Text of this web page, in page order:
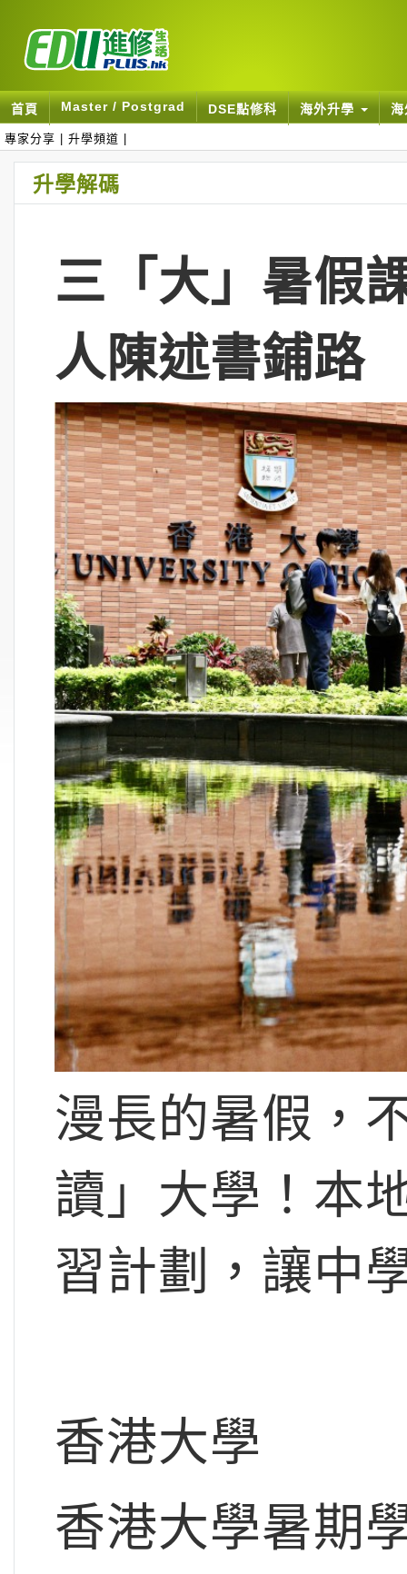
首頁 Master / Postgrad DSE點修科 海外升學
專家分享 升學頻道
升學解碼
三「大」暑假
人陳述書鋪路
漫長的暑假，
讀」大學！本
習計劃，讓中
香港大學
香港大學暑期